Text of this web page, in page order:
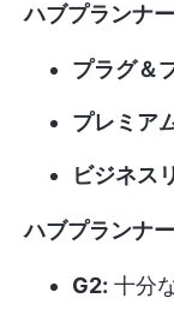
ハブプランナ
プラグ＆
プレミア
ビジネス
ハブプランナ
G2: 十分